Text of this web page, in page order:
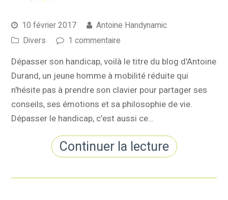
10 février 2017
Antoine Handynamic
Divers
1 commentaire
Dépasser son handicap, voilà le titre du blog d'Antoine
Durand, un jeune homme à mobilité réduite qui
n'hésite pas à prendre son clavier pour partager ses
conseils, ses émotions et sa philosophie de vie.
Dépasser le handicap, c'est aussi ce…
Continuer la lecture